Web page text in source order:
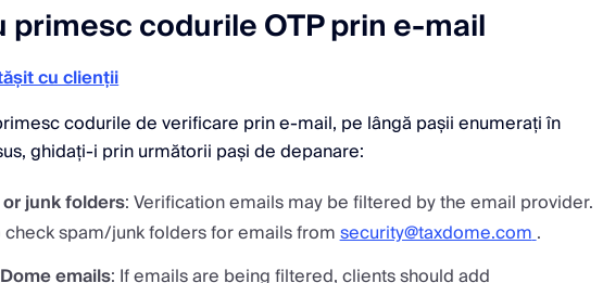
primesc codurile OTP prin e-mail
cu clienții
codurile de verificare prin e-mail, pe lângă pașii enumerați în
ghidați-i prin următorii pași de depanare:
junk folders: Verification emails may be filtered by the email provider.
check spam/junk folders for emails fromsecurity@taxdome.com.
emails: If emails are being filtered, clients should add